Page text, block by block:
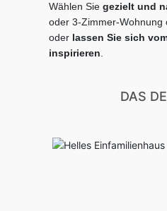
Wählen Siegezielt und
oder 3-Zimmer-Wohnung
oder lassen Sie sich
inspirieren
DAS